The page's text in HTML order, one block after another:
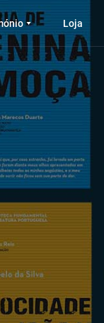
Loja